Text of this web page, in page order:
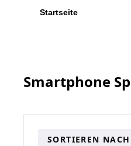
Startseite
Smartphone
SORTIEREN NACH